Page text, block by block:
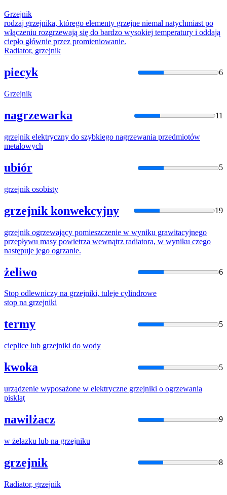
Grzejnik
rodzaj grzejnika, którego elementy grzejne niemal natychmiast po
włączeniu rozgrzewają się do bardzo wysokiej temperatury i oddają
ciepło głównie przez promieniowanie.
Radiator, grzejnik
piecyk 6
Grzejnik
nagrzewarka 11
grzejnik elektryczny do szybkiego nagrzewania przedmiotów
metalowych
ubiór 5
grzejnik osobisty
grzejnik konwekcyjny 19
grzejnik ogrzewający pomieszczenie w wyniku grawitacyjnego
przepływu masy powietrza wewnątrz radiatora, w wyniku czego
następuje jego ogrzanie.
żeliwo 6
Stop odlewniczy na grzejniki, tuleje cylindrowe
stop na grzejniki
termy 5
cieplice lub grzejniki do wody
kwoka 5
urządzenie wyposażone w elektryczne grzejniki o ogrzewania
piskląt
nawilżacz 9
w żelazku lub na grzejniku
grzejnik 8
Radiator, grzejnik